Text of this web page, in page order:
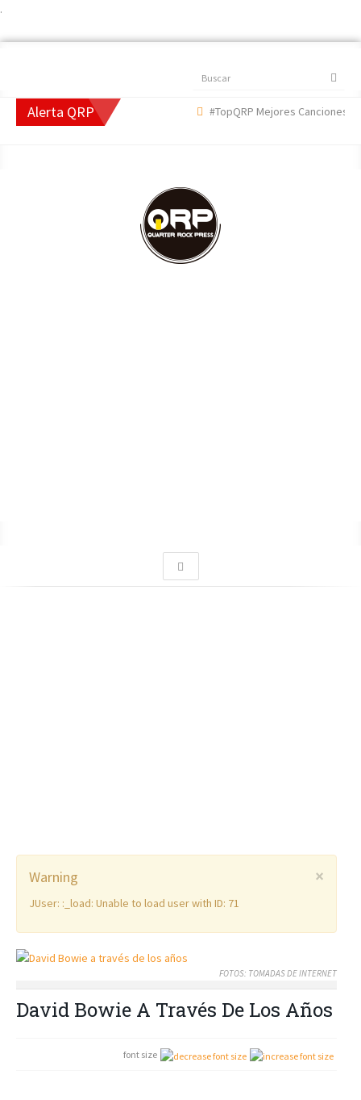
.
Buscar
Alerta QRP #TopQRP Mejores Canciones 2022
×
Warning
JUser: :_load: Unable to load user with ID: 71
FOTOS: TOMADAS DE INTERNET
David Bowie A Través De Los Años
font size